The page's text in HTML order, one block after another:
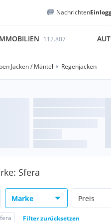
Nachrichten
112.807
Jacken / Mäntel Regenjacken
Sfera
Marke Preis
Filter zurücksetzen